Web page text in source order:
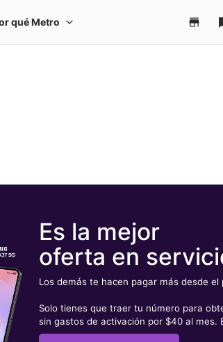
Es la mejor
oferta en
Los demás te hacen pagar más desde el
Solo tienes que traer tu número para
sin gastos de activación por $40 al mes.